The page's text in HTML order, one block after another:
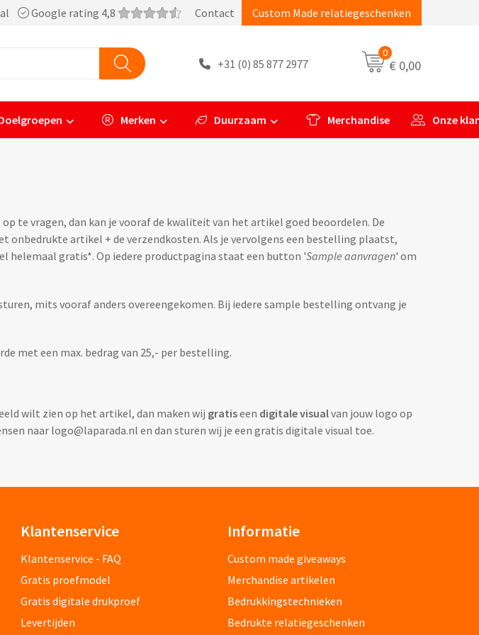
Google rating 4,8 Contact Custom Made relatiegeschenken
+31 (0) 85 877 2977
0
€ 0,00
Merken Duurzaam Merchandise Onze
te vragen, dan kan je vooraf de kwaliteit van het artikel goed beoordelen. De
artikel + de verzendkosten. Als je vervolgens een bestelling plaatst,
helemaal gratis*. Op iedere productpagina staat een button 'Sample aanvragen' om
mits vooraf anders overeengekomen. Bij iedere sample bestelling ontvang je
met een max. bedrag van 25,- per bestelling.
wilt zien op het artikel, dan maken wij gratiseen digitale visualvan jouw logo op
naar logo@laparada.nl en dan sturen wij je een gratis digitale visual toe.
Klantenservice
Klantenservice - FAQ
Gratis proefmodel
Gratis digitale drukproef
Levertijden
Informatie
Custom made giveaways
Merchandise artikelen
Bedrukkingstechnieken
Bedrukte relatiegeschenken